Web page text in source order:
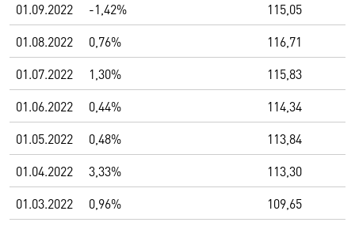
01.09.2022
-1,42%
115,05
01.08.2022
0,76%
116,71
01.07.2022
1,30%
115,83
01.06.2022
0,44%
114,34
01.05.2022
0,48%
113,84
01.04.2022
3,33%
113,30
01.03.2022
0,96%
109,65